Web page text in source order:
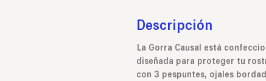
Descripción
La Gorra Causal está
diseñada para proteger tu
con 3 pespuntes, ojales